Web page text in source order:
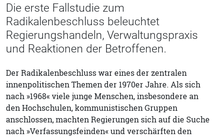
Die erste Fallstudie zum
Radikalenbeschluss beleuchtet
Regierungshandeln, Verwaltungspraxis
und Reaktionen der Betroffenen.
Der Radikalenbeschluss war eines der zentralen
innenpolitischen Themen der 1970er Jahre. Als sich
nach »1968« viele junge Menschen, insbesondere an
den Hochschulen, kommunistischen Gruppen
anschlossen, machten Regierungen sich auf die Suche
nach »Verfassungsfeinden« und verschärften den